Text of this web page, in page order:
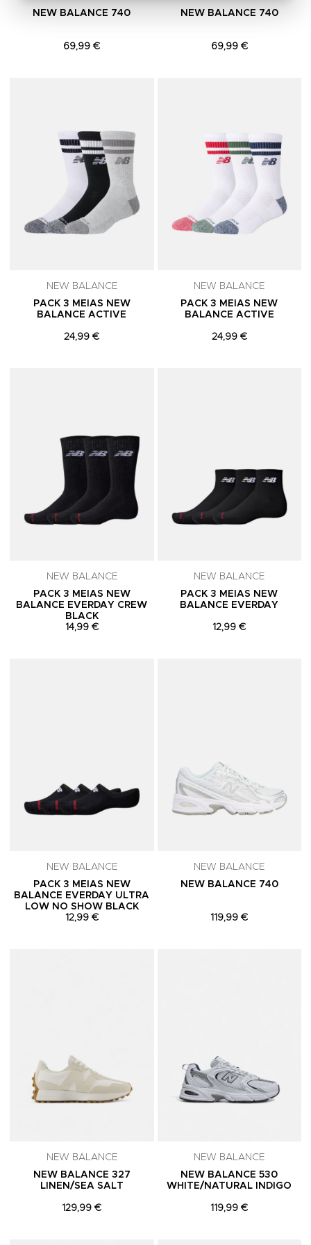
NEW BALANCE 740
69,99 €
NEW BALANCE 740
69,99 €
NEW BALANCE
PACK 3 MEIAS NEW
BALANCE ACTIVE
24,99 €
NEW BALANCE
PACK 3 MEIAS NEW
BALANCE ACTIVE
24,99 €
NEW BALANCE
PACK 3 MEIAS NEW
BALANCE EVERDAY CREW
BLACK
14,99 €
NEW BALANCE
PACK 3 MEIAS NEW
BALANCE EVERDAY
12,99 €
NEW BALANCE
PACK 3 MEIAS NEW
BALANCE EVERDAY ULTRA
LOW NO SHOW BLACK
12,99 €
NEW BALANCE
NEW BALANCE 740
119,99 €
NEW BALANCE
NEW BALANCE 327
LINEN/SEA SALT
129,99 €
NEW BALANCE
NEW BALANCE 530
WHITE/NATURAL INDIGO
119,99 €